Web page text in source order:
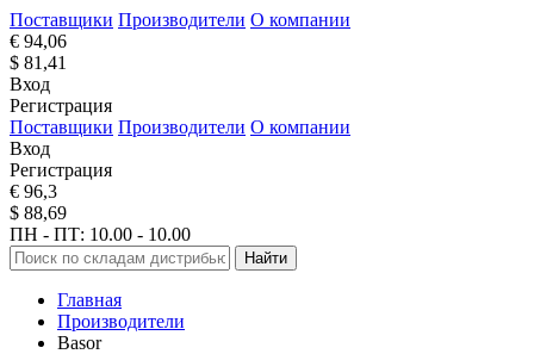
Поставщики Производители О компании
€ 94,06
$ 81,41
Вход
Регистрация
Поставщики Производители О компании
Вход
Регистрация
€ 96,3
$ 88,69
ПН - ПТ: 10.00 - 10.00
Найти
Главная
Производители
Basor